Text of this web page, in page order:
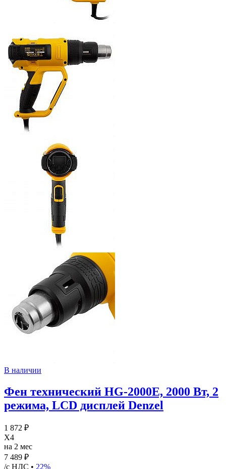
В наличии
Фен технический HG-2000E, 2000 Вт, 2
режима, LCD дисплей Denzel
1 872 ₽
X4
на 2 мес
7 489 ₽
/с НДС • 22%